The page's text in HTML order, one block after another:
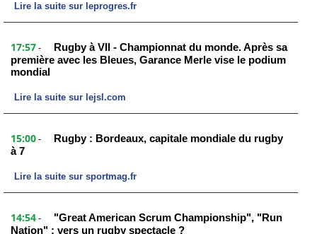
Lire la suite sur leprogres.fr
17:57 -
Rugby à VII - Championnat du monde. Après sa
première avec les Bleues, Garance Merle vise le podium
mondial
Lire la suite sur lejsl.com
15:00 -
Rugby : Bordeaux, capitale mondiale du rugby
à 7
Lire la suite sur sportmag.fr
14:54 -
"Great American Scrum Championship", "Run
Nation" : vers un rugby spectacle ?